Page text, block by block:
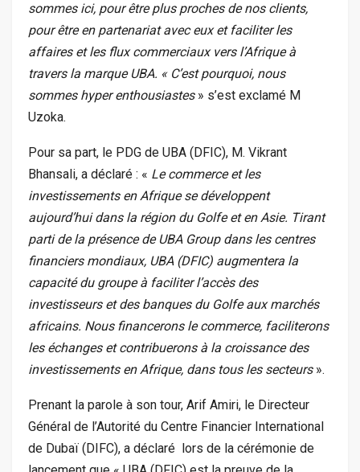
sommes ici, pour être plus proches de nos clients,
pour être en partenariat avec eux et faciliter les
affaires et les flux commerciaux vers l’Afrique à
travers la marque UBA. « C’est pourquoi, nous
sommes hyper enthousiastes» s’est exclamé M
Uzoka.
Pour sa part, le PDG de UBA (DFIC), M. Vikrant
Bhansali, a déclaré : « Le commerce et les
investissements en Afrique se développent
aujourd’hui dans la région du Golfe et en Asie. Tirant
parti de la présence de UBA Group dans les centres
financiers mondiaux, UBA (DFIC) augmentera la
capacité du groupe à faciliter l’accès des
investisseurs et des banques du Golfe aux marchés
africains. Nous financerons le commerce, faciliterons
les échanges et contribuerons à la croissance des
investissements en Afrique, dans tous les secteurs».
Prenant la parole à son tour, Arif Amiri, le Directeur
Général de l’Autorité du Centre Financier International
de Dubaï (DIFC), a déclaré lors de la cérémonie de